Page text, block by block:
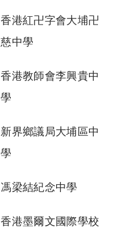
香港紅卍字會大埔卍
慈中學
香港教師會李興貴中
學
新界鄉議局大埔區中
學
馮梁結紀念中學
香港墨爾文國際學校